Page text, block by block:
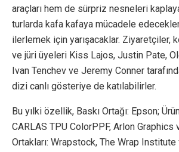
araçları hem de sürpriz nesneleri
turlarda kafa kafaya mücadele
ilerlemek için yarışacaklar. Ziyaretçiler,
ve jüri üyeleri Kiss Lajos, Justin Pate,
Ivan Tenchev ve Jeremy Conner
dizi canlı gösteriye de katılabilirler.
Bu yılki özellik, Baskı Ortağı: Epson;
CARLAS TPU ColorPPF, Arlon
Ortakları: Wrapstock, The Wrap Institute